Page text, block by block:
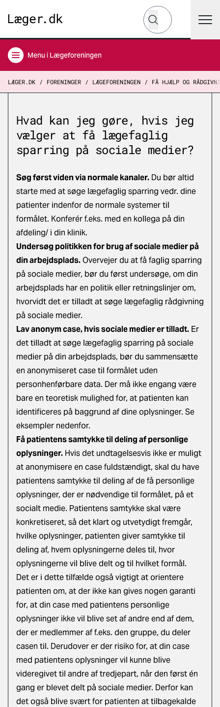
Hvad leder du efter?
Søg
Menu i Lægeforeningen
LÆGER.DK FORENINGER LÆGEFORENINGEN FÅ HJÆLP OG
Hvad kan jeg gøre, hvis jeg
vælger at få lægefaglig
sparring på sociale medier?
Søg først viden via normale kanaler. Du bør altid
starte med at søge lægefaglig sparring vedr. dine
patienter indenfor de normale systemer til
formålet. Konferér f.eks. med en kollega på din
afdeling/ i din klinik.
Undersøg politikken for brug af sociale medier på
din arbejdsplads.Overvejer du at få faglig sparring
på sociale medier, bør du først undersøge, om din
arbejdsplads har en politik eller retningslinjer om,
hvorvidt det er tilladt at søge lægefaglig rådgivning
på sociale medier.
Lav anonym case, hvis sociale medier er tilladt. Er
det tilladt at søge lægefaglig sparring på sociale
medier på din arbejdsplads, bør du sammensætte
en anonymiseret case til formålet uden
personhenførbare data. Der må ikke engang være
bare en teoretisk mulighed for, at patienten kan
identificeres på baggrund af dine oplysninger. Se
eksempler nedenfor.
Få patientens samtykke til deling af personlige
oplysninger. Hvis det undtagelsesvis ikke er muligt
at anonymisere en case fuldstændigt, skal du have
patientens samtykke til deling af de få personlige
oplysninger, der er nødvendige til formålet, på et
socialt medie. Patientens samtykke skal være
konkretiseret, så det klart og utvetydigt fremgår,
hvilke oplysninger, patienten giver samtykke til
deling af, hvem oplysningerne deles til, hvor
oplysningerne vil blive delt og til hvilket formål.
Det er i dette tilfælde også vigtigt at orientere
patienten om, at der ikke kan gives nogen garanti
for, at din case med patientens personlige
oplysninger ikke vil blive set af andre end af dem,
der er medlemmer af f.eks. den gruppe, du deler
casen til. Derudover er der risiko for, at din case
med patientens oplysninger vil kunne blive
videregivet til andre af tredjepart, når den først én
gang er blevet delt på sociale medier. Derfor kan
det også blive svært for patienten at tilbagekalde